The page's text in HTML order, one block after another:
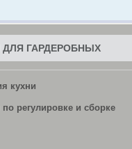
ГАРДЕРОБНЫХ
кухни
по регулировке и сборке